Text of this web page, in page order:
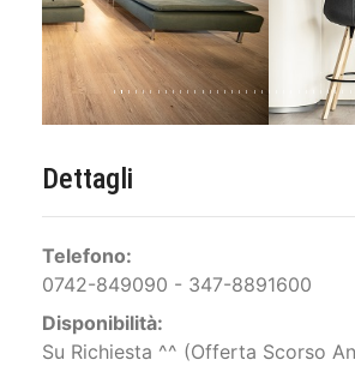
Dettagli
Telefono:
0742-849090 - 347-8891600
Disponibilità:
Su Richiesta ^^ (Offerta Scorso